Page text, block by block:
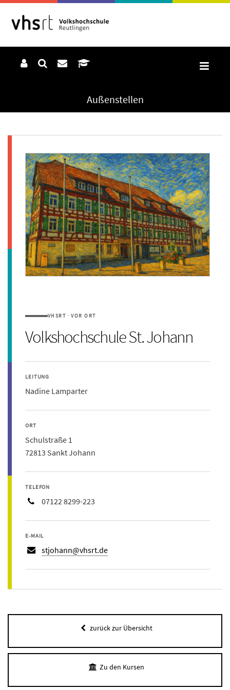
Außenstellen
VHSRT · VOR ORT
Volkshochschule St. Johann
LEITUNG
Nadine Lamparter
ORT
Schulstraße 1
72813 Sankt Johann
TELEFON
07122 8299-223
E-MAIL
stjohann@vhsrt.de
zurück zur Übersicht
Zu den Kursen